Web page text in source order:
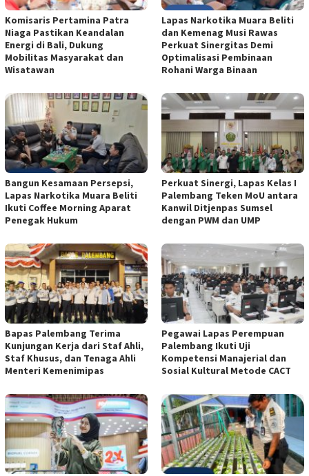
Komisaris Pertamina Patra
Niaga Pastikan Keandalan
Energi di Bali, Dukung
Mobilitas Masyarakat dan
Wisatawan
Lapas Narkotika Muara Beliti
dan Kemenag Musi Rawas
Perkuat Sinergitas Demi
Optimalisasi Pembinaan
Rohani Warga Binaan
Bangun Kesamaan Persepsi,
Lapas Narkotika Muara Beliti
Ikuti Coffee Morning Aparat
Penegak Hukum
Perkuat Sinergi, Lapas Kelas I
Palembang Teken MoU antara
Kanwil Ditjenpas Sumsel
dengan PWM dan UMP
Bapas Palembang Terima
Kunjungan Kerja dari Staf Ahli,
Staf Khusus, dan Tenaga Ahli
Menteri Kemenimipas
Pegawai Lapas Perempuan
Palembang Ikuti Uji
Kompetensi Manajerial dan
Sosial Kultural Metode CACT